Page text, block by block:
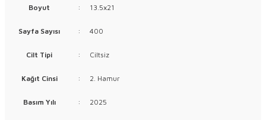
Boyut : 13.5x21
Sayfa Sayısı : 400
Cilt Tipi : Ciltsiz
Kağıt Cinsi : 2. Hamur
Basım Yılı : 2025